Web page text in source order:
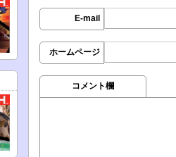
E-mail
ホームページ
コメント欄